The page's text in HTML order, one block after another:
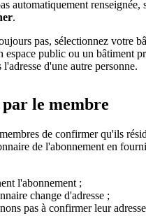
automatiquement renseignée,
.
pas, sélectionnez votre
espace public ou un bâtiment
d'une autre personne.
le membre
de confirmer qu'ils
de l'abonnement en
l'abonnement ;
change d'adresse ;
pas à confirmer leur